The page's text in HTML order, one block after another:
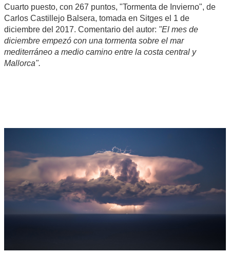
Cuarto puesto, con 267 puntos, "Tormenta de Invierno", de
Carlos Castillejo Balsera, tomada en Sitges el 1 de
diciembre del 2017. Comentario del autor: "El mes de
diciembre empezó con una tormenta sobre el mar
mediterráneo a medio camino entre la costa central y
Mallorca".